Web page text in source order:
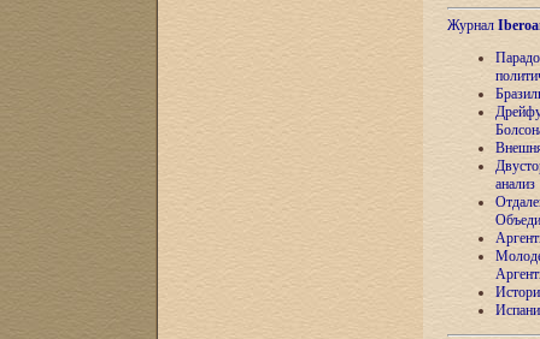
Журнал
анализ